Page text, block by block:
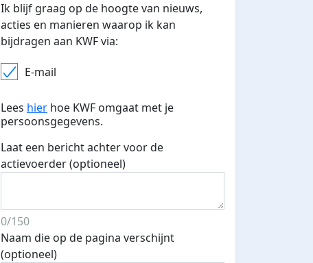
Ik blijf graag op de hoogte van nieuws,
acties en manieren waarop ik kan
bijdragen aan KWF via:
E-mail
Lees hier hoe KWF omgaat met je
persoonsgegevens.
Laat een bericht achter voor de
actievoerder (optioneel)
0/150
Naam die op de pagina verschijnt
(optioneel)